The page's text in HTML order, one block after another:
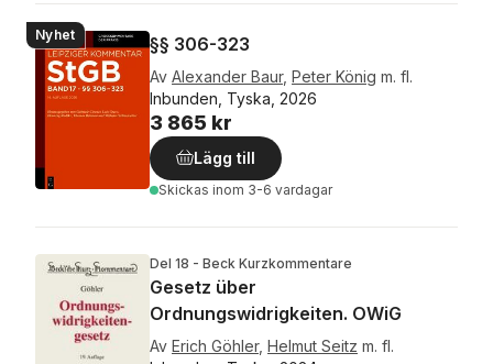
Nyhet §§ 306-323
Av Alexander Baur, Peter König m. fl.
Inbunden, Tyska, 2026
3 865 kr
Lägg till
Skickas inom 3-6 vardagar
Del 18 - Beck Kurzkommentare
Gesetz über
Ordnungswidrigkeiten. OWiG
Av Erich Göhler, Helmut Seitz m. fl.